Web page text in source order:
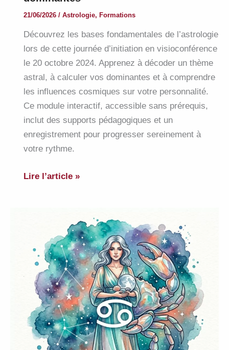
21/06/2026 / Astrologie, Formations
Découvrez les bases fondamentales de l’astrologie
lors de cette journée d’initiation en visioconférence
le 20 octobre 2024. Apprenez à décoder un thème
astral, à calculer vos dominantes et à comprendre
les influences cosmiques sur votre personnalité.
Ce module interactif, accessible sans prérequis,
inclut des supports pédagogiques et un
enregistrement pour progresser sereinement à
votre rythme.
Formation
Zodiaque
dominantes
Lire l’article »